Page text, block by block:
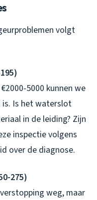
volgt
5000 kunnen we
is. Is het waterslot
in de leiding? Zijn
inspectie volgens
over de diagnose.
275)
weg, maar